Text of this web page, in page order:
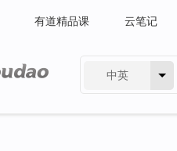
有道精品课 云笔记
中英